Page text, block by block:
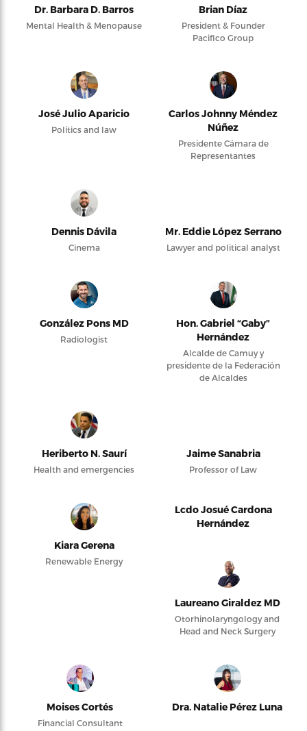
Dr. Barbara D. Barros
Mental Health & Menopause
Brian Díaz
President & Founder
Pacifico Group
José Julio Aparicio
Politics and law
Carlos Johnny Méndez
Núñez
Presidente Cámara de
Representantes
Dennis Dávila
Cinema
Mr. Eddie López Serrano
Lawyer and political analyst
González Pons MD
Radiologist
Hon. Gabriel “Gaby”
Hernández
Alcalde de Camuy y
presidente de la Federación
de Alcaldes
Heriberto N. Saurí
Health and emergencies
Jaime Sanabria
Professor of Law
Kiara Gerena
Renewable Energy
Lcdo Josué Cardona
Hernández
Laureano Giraldez MD
Otorhinolaryngology and
Head and Neck Surgery
Moises Cortés
Financial Consultant
Dra. Natalie Pérez Luna